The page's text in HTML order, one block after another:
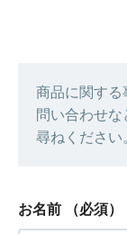
商品に関する
問い合わせ
尋ねください
お名前 （必須）